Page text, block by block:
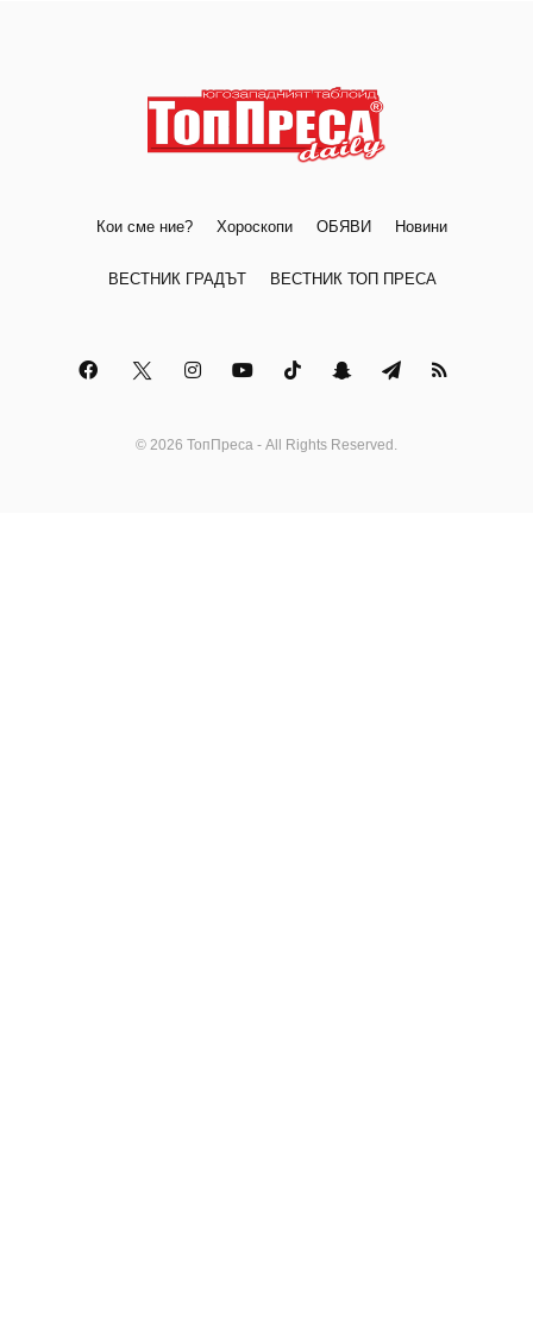
Кои сме ние? Хороскопи ОБЯВИ Новини
ВЕСТНИК ГРАДЪТ ВЕСТНИК ТОП ПРЕСА
© 2026 ТопПреса - All Rights Reserved.